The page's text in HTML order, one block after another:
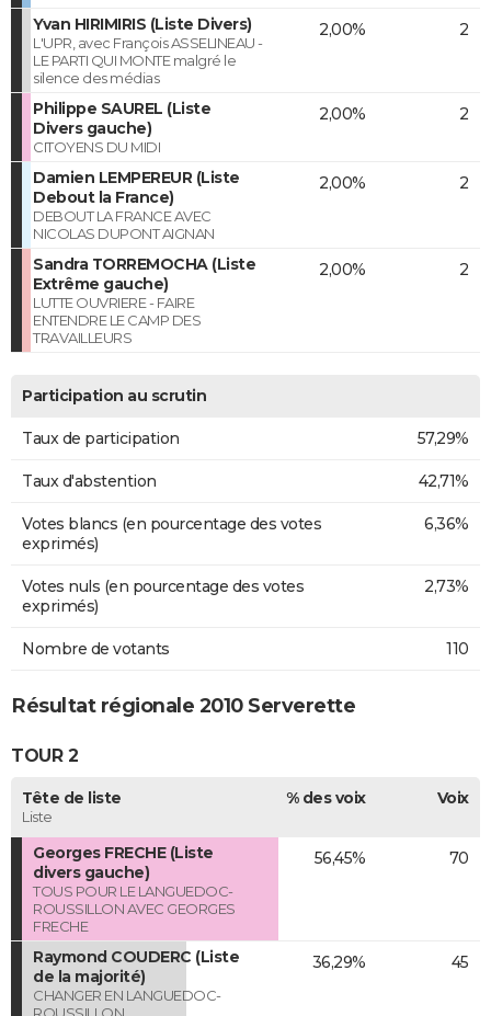
Yvan HIRIMIRIS (Liste Divers)
L'UPR, avec François ASSELINEAU -
LE PARTI QUI MONTE malgré le
silence des médias
2,00% 2
Philippe SAUREL (Liste
Divers gauche)
CITOYENS DU MIDI
2,00% 2
Damien LEMPEREUR (Liste
Debout la France)
DEBOUT LA FRANCE AVEC
NICOLAS DUPONT AIGNAN
2,00% 2
Sandra TORREMOCHA (Liste
Extrême gauche)
LUTTE OUVRIERE - FAIRE
ENTENDRE LE CAMP DES
TRAVAILLEURS
2,00% 2
Participation au scrutin
Taux de participation 57,29%
Taux d'abstention 42,71%
Votes blancs (en pourcentage des votes
exprimés)
6,36%
Votes nuls (en pourcentage des votes
exprimés)
2,73%
Nombre de votants 110
Résultat régionale 2010 Serverette
TOUR 2
Tête de liste
Liste
% des voix Voix
Georges FRECHE (Liste
divers gauche)
TOUS POUR LE LANGUEDOC-
ROUSSILLON AVEC GEORGES
FRECHE
56,45% 70
Raymond COUDERC (Liste
de la majorité)
CHANGER EN LANGUEDOC-
ROUSSILLON
36,29% 45